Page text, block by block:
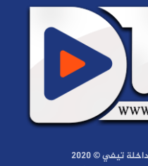
تيفي © 2020